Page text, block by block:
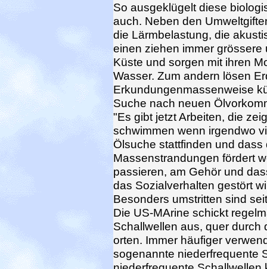
So ausgeklügelt diese
auch. Neben den
die Lärmbelastung, die
einen ziehen immer
Küste und sorgen mit ihren
Wasser. Zum andern lösen
Erkundungenmassenweise
Suche nach neuen
"Es gibt jetzt Arbeiten, die
schwimmen wenn irgendwo
Ölsuche stattfinden und
Massenstrandungen fördert
passieren, am Gehör und
das Sozialverhalten gestört
Besonders umstritten sind
Die US-MArine schickt
Schallwellen aus, quer durch
orten. Immer häufiger
sogenannte niederfrequente